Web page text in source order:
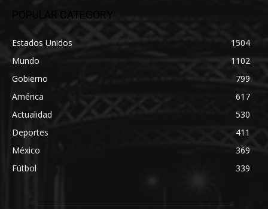
POPULAR CATEGORY
Estados Unidos
1504
Mundo
1102
Gobierno
799
América
617
Actualidad
530
Deportes
411
México
369
Fútbol
339